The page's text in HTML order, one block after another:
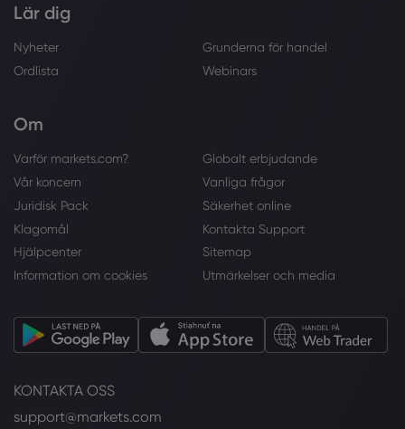
Lär dig
Nyheter
Grunderna för handel
Ordlista
Webinars
Om
Varför markets.com?
Globalt erbjudande
Vår koncern
Vanliga frågor
Juridisk Pack
Säkerhet online
Klagomål
Kontakta Support
Hjälpcenter
Sitemap
Information om cookies
Utmärkelser och media
KONTAKTA OSS
support@markets.com